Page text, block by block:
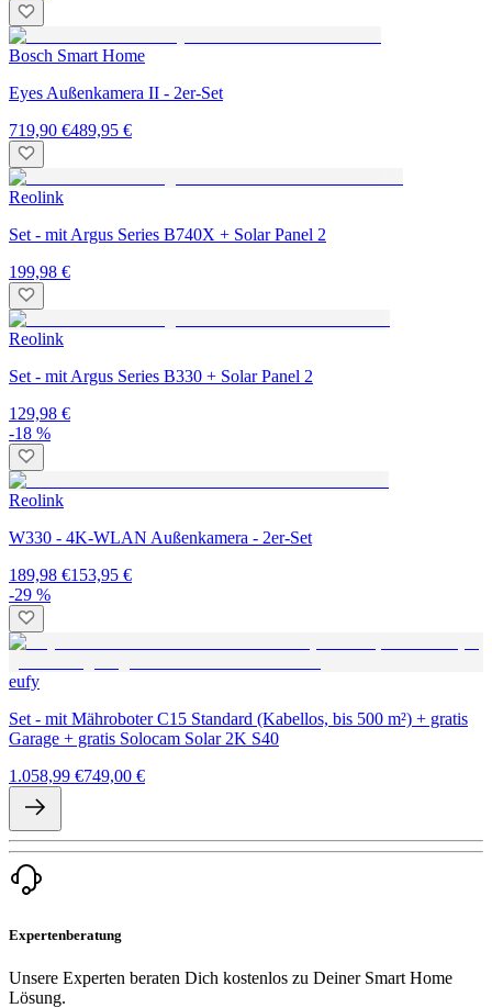
Bosch Smart Home
Eyes Außenkamera II - 2er-Set
719,90 €489,95 €
Reolink
Set - mit Argus Series B740X + Solar Panel 2
199,98 €
Reolink
Set - mit Argus Series B330 + Solar Panel 2
129,98 €
-18 %
Reolink
W330 - 4K-WLAN Außenkamera - 2er-Set
189,98 €153,95 €
-29 %
eufy
Set - mit Mähroboter C15 Standard (Kabellos, bis 500 m²) + gratis
Garage + gratis Solocam Solar 2K S40
1.058,99 €749,00 €
Expertenberatung
Unsere Experten beraten Dich kostenlos zu Deiner Smart Home
Lösung.